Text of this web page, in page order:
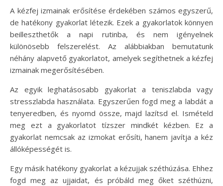
A kézfej izmainak erősítése érdekében számos egyszerű,
de hatékony gyakorlat létezik. Ezek a gyakorlatok könnyen
beilleszthetők a napi rutinba, és nem igényelnek
különösebb felszerelést. Az alábbiakban bemutatunk
néhány alapvető gyakorlatot, amelyek segíthetnek a kézfej
izmainak megerősítésében.
Az egyik leghatásosabb gyakorlat a teniszlabda vagy
stresszlabda használata. Egyszerűen fogd meg a labdát a
tenyeredben, és nyomd össze, majd lazítsd el. Ismételd
meg ezt a gyakorlatot tízszer mindkét kézben. Ez a
gyakorlat nemcsak az izmokat erősíti, hanem javítja a kéz
állóképességét is.
Egy másik hatékony gyakorlat a kézujjak széthúzása. Ehhez
fogd meg az ujjaidat, és próbáld meg őket széthúzni,